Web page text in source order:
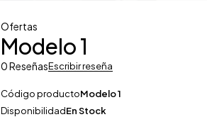
Ofertas
Modelo 1
0 ReseñasEscribir reseña
Código productoModelo 1
DisponibilidadEn Stock